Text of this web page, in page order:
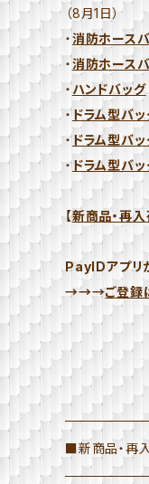
（8月1日）
・消防ホースバ
・消防ホースバ
・ハンドバッグ
・ドラム型バ
・ドラム型バ
・ドラム型バ
【新商品・再
PayIDアプリ
→→→ご登録
■新商品・再